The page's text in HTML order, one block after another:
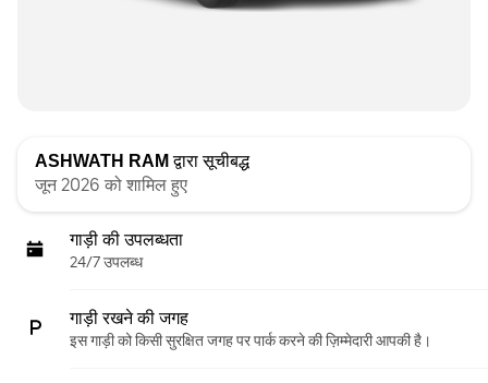
ASHWATH RAM द्वारा सूचीबद्ध
जून 2026 को शामिल हुए
गाड़ी की उपलब्धता
24/7 उपलब्ध
गाड़ी रखने की जगह
इस गाड़ी को किसी सुरक्षित जगह पर पार्क करने की ज़िम्मेदारी आपकी है।